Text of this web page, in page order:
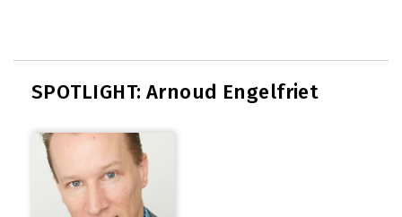
SPOTLIGHT: Arnoud Engelfriet